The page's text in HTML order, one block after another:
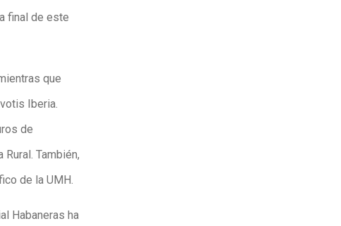
final de este
que
Iberia.
de
También,
de la UMH.
Habaneras ha